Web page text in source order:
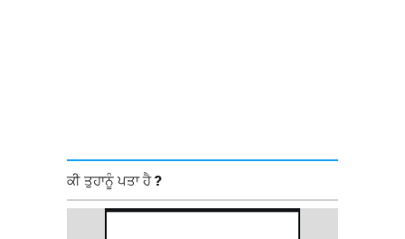
ਕੀ ਤੁਹਾਨੂੰ ਪਤਾ ਹੈ ?